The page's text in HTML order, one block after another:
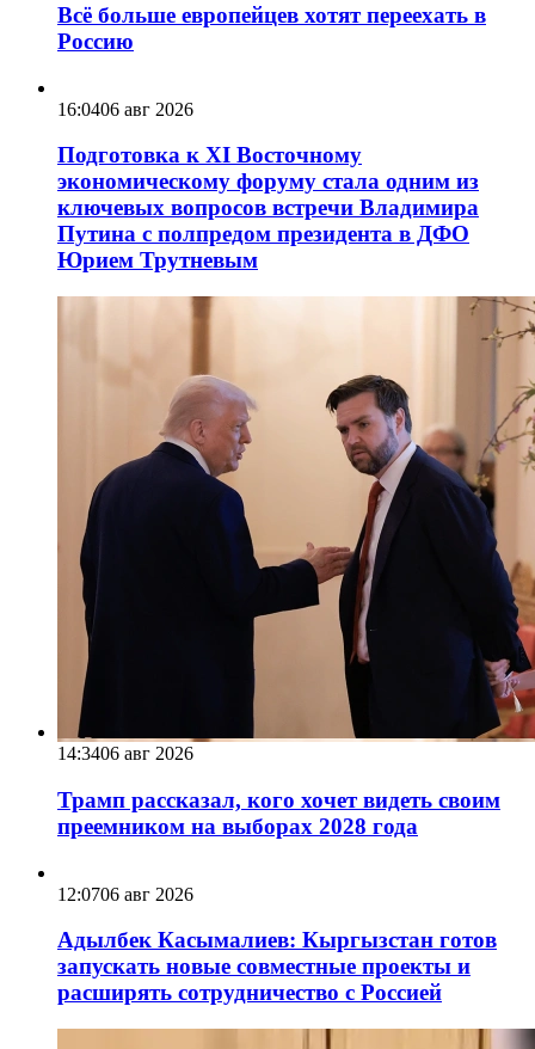
Всё больше европейцев хотят переехать в
Россию
16:0406 авг 2026
Подготовка к XI Восточному
экономическому форуму стала одним из
ключевых вопросов встречи Владимира
Путина с полпредом президента в ДФО
Юрием Трутневым
14:3406 авг 2026
Трамп рассказал, кого хочет видеть своим
преемником на выборах 2028 года
12:0706 авг 2026
Адылбек Касымалиев: Кыргызстан готов
запускать новые совместные проекты и
расширять сотрудничество с Россией